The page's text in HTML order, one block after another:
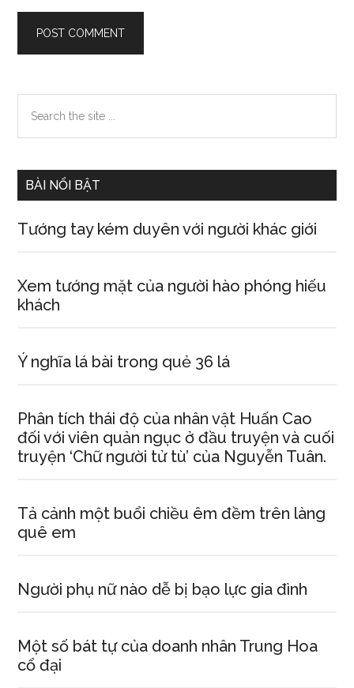
Primary
Sidebar
the
BÀI NỔI BẬT
Tướng tay kém duyên với người khác giới
Xem tướng mặt của người hào phóng hiếu
khách
Ý nghĩa lá bài trong quẻ 36 lá
Phân tích thái độ của nhân vật Huấn Cao
đối với viên quản ngục ở đầu truyện và cuối
truyện ‘Chữ người tử tù’ của Nguyễn Tuân.
Tả cảnh một buổi chiều êm đềm trên làng
quê em
Người phụ nữ nào dễ bị bạo lực gia đình
Một số bát tự của doanh nhân Trung Hoa
cổ đại